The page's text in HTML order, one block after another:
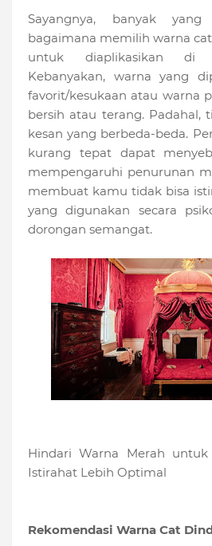
Sayangnya, banyak
bagaimana memilih warna
untuk diaplikasikan di
Kebanyakan, warna yang
favorit/kesukaan atau warna
bersih atau terang. Padahal,
kesan yang berbeda-beda.
kurang tepat dapat
mempengaruhi penurunan
membuat kamu tidak bisa
yang digunakan secara
dorongan semangat.
Hindari Warna Merah
Istirahat Lebih Optimal
Rekomendasi Warna Cat